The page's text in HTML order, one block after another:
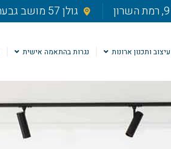
גולן 57 מושב גבעת כ"ח
עיצוב ותכנון ארונות נגרות בהתאמה אישית